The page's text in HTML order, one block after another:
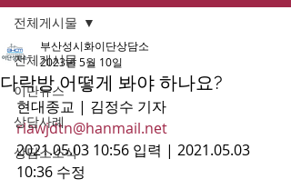
전체게시물
이단뉴스
상담사례
상담소소식
전체게시물
다락방 어떻게 봐야 하나요?
부산성시화이단상담소
2023년 5월 10일
현대종교 | 김정수 기자
rlawjdtn@hanmail.net
2021.05.03 10:56 입력 | 2021.05.03
10:36 수정